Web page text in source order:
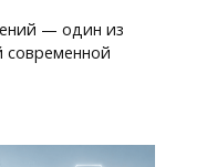
— один из
современной